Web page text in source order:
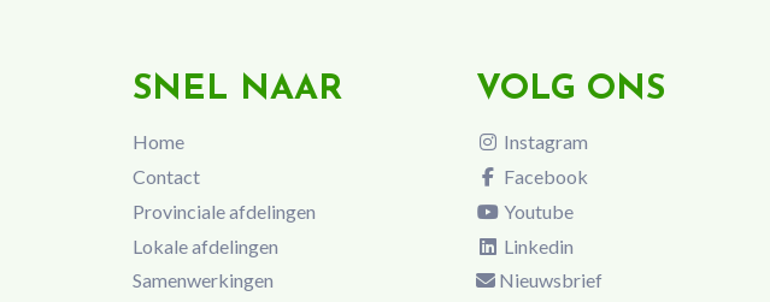
SNEL NAAR
Home
Contact
Provinciale afdelingen
Lokale afdelingen
Samenwerkingen
VOLG ONS
Instagram
Facebook
Youtube
Linkedin
Nieuwsbrief